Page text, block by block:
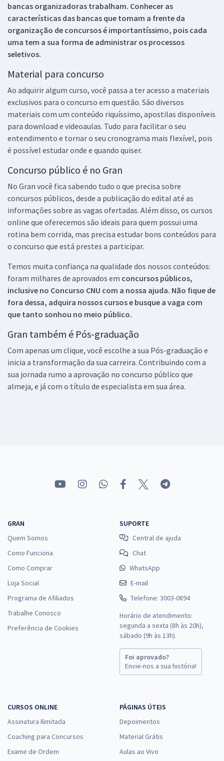
bancas organizadoras trabalham. Conhecer as
características das bancas que tomam a frente da
organização de concursos é importantíssimo, pois cada
uma tem a sua forma de administrar os processos
seletivos.
Material para concurso
Ao adquirir algum curso, você passa a ter acesso a materiais
exclusivos para o concurso em questão. São diversos
materiais com um conteúdo riquíssimo, apostilas disponíveis
para download e videoaulas. Tudo para facilitar o seu
entendimento e tornar o seu cronograma mais flexível, pois
é possível estudar onde e quando quiser.
Concurso público é no Gran
No Gran você fica sabendo tudo o que precisa sobre
concursos públicos, desde a publicação do edital até as
informações sobre as vagas ofertadas. Além disso, os cursos
online que oferecemos são ideais para quem possui uma
rotina bem corrida, mas precisa estudar bons conteúdos para
o concurso que está prestes a participar.
Temos muita confiança na qualidade dos nossos conteúdos:
foram milhares de aprovados em concursos públicos,
inclusive no Concurso CNU com a nossa ajuda. Não fique de
fora dessa, adquira nossos cursos e busque a vaga com
que tanto sonhou no meio público.
Gran também é Pós-graduação
Com apenas um clique, você escolhe a sua Pós-graduação e
inicia a transformação da sua carreira. Contribuindo com a
sua jornada rumo a aprovação no concurso público que
almeja, e já com o título de especialista em sua área.
GRAN
Quem Somos
Como Funciona
Como Comprar
Loja Social
Programa de Afiliados
Trabalhe Conosco
Preferência de Cookies
SUPORTE
Central de ajuda
Chat
WhatsApp
E-mail
Telefone: 3003-0894
Horário de atendimento:
segunda a sexta (8h às 20h),
sábado (9h às 13h).
Foi aprovado?
Envie-nos a sua história!
CURSOS ONLINE
Assinatura Ilimitada
Coaching para Concursos
Exame de Ordem
PÁGINAS ÚTEIS
Depoimentos
Material Grátis
Aulas ao Vivo